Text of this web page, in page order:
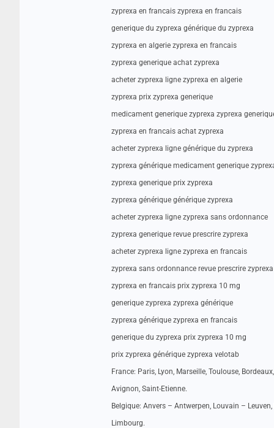
zyprexa en francais zyprexa en francais
generique du zyprexa générique du zyprexa
zyprexa en algerie zyprexa en francais
zyprexa generique achat zyprexa
acheter zyprexa ligne zyprexa en algerie
zyprexa prix zyprexa generique
medicament generique zyprexa zyprexa
zyprexa en francais achat zyprexa
acheter zyprexa ligne générique du zyprexa
zyprexa générique medicament generique
zyprexa generique prix zyprexa
zyprexa générique générique zyprexa
acheter zyprexa ligne zyprexa sans ordonnance
zyprexa generique revue prescrire zyprexa
acheter zyprexa ligne zyprexa en francais
zyprexa sans ordonnance revue prescrire zyprexa
zyprexa en francais prix zyprexa 10 mg
generique zyprexa zyprexa générique
zyprexa générique zyprexa en francais
generique du zyprexa prix zyprexa 10 mg
prix zyprexa générique zyprexa velotab
France: Paris, Lyon, Marseille, Toulouse,
Avignon, Saint-Etienne.
Belgique: Anvers – Antwerpen, Louvain –
Limbourg.